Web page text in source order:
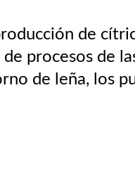
de
procesos de
de leña, los